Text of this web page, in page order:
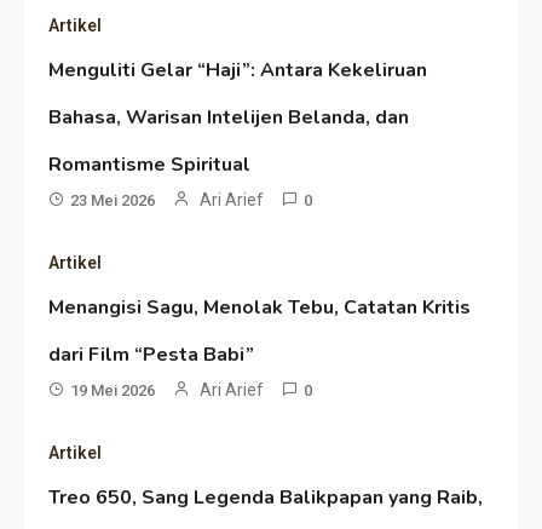
Artikel
Menguliti Gelar “Haji”: Antara Kekeliruan
Bahasa, Warisan Intelijen Belanda, dan
Romantisme Spiritual
23 Mei 2026 Ari Arief 0
Artikel
Menangisi Sagu, Menolak Tebu, Catatan Kritis
dari Film “Pesta Babi”
19 Mei 2026 Ari Arief 0
Artikel
Treo 650, Sang Legenda Balikpapan yang Raib,
Resonansi
Seri 1: Republik Karang
Non-Blok ke Go-Blok!
Menelusuri Akar Sejarah Ulang
Tahun PPU, Pertentangan
Pengesahan UU 7/2002